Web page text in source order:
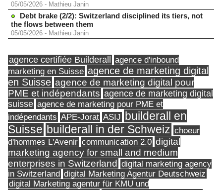
05/05/2026 - Mathieu Janin
Debt brake (2/2): Switzerland disciplined its tiers, not
the flows between them
05/05/2026 - Mathieu Janin
agence certifiée Builderall
agence d'inbound
marketing en Suisse agence de marketing digital
en Suisse agence de marketing digital pour
PME et indépendants agence de marketing digital
suisse agence de marketing pour PME et
indépendants APE-Jorat ASIJ builderall en
Suisse builderall in der Schweiz choeur
d'hommes L'Avenir communication 2.0 digital
marketing agency for small and medium
enterprises in Switzerland digital marketing agency
in Switzerland digital Marketing Agentur Deutschweiz
digital Marketing agentur für KMU und